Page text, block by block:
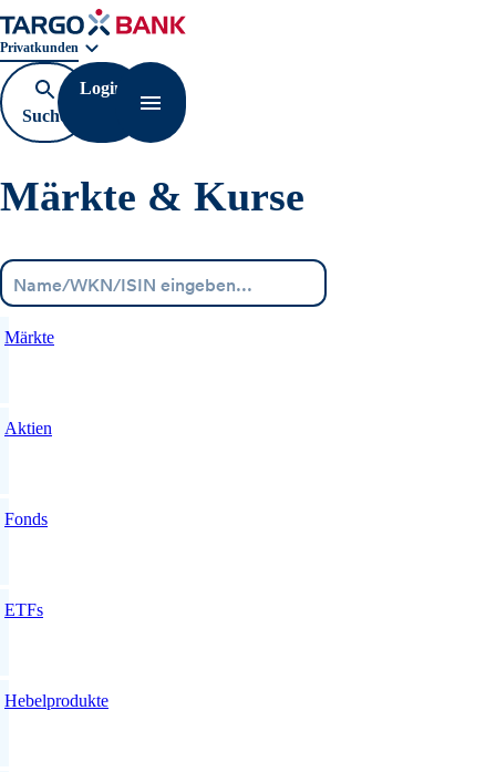
Geschäftsbereichnavigation. Aktuelle Auswahl:
Privatkunden
Suche
öffnen
Login
Navigation öffnen
Märkte & Kurse
Märkte
Aktien
Fonds
ETFs
Hebelprodukte